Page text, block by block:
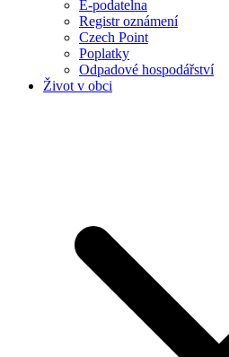
E-podatelna
Registr oznámení
Czech Point
Poplatky
Odpadové hospodářství
Život v obci